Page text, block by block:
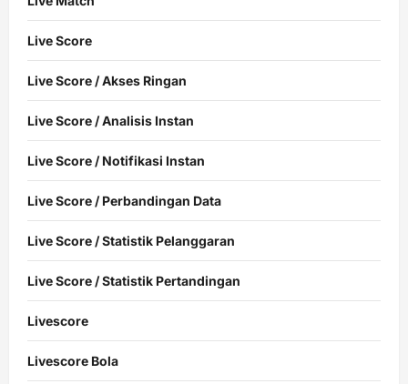
Live Score
Live Score / Akses Ringan
Live Score / Analisis Instan
Live Score / Notifikasi Instan
Live Score / Perbandingan Data
Live Score / Statistik Pelanggaran
Live Score / Statistik Pertandingan
Livescore
Livescore Bola